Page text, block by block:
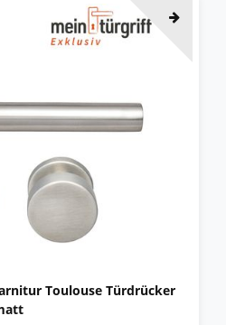
Toulouse Türdrücker